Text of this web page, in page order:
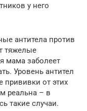
у него
антитела против
тяжелые
мама заболеет
Уровень антител
прививки от этих
реальна – в
такие случаи.